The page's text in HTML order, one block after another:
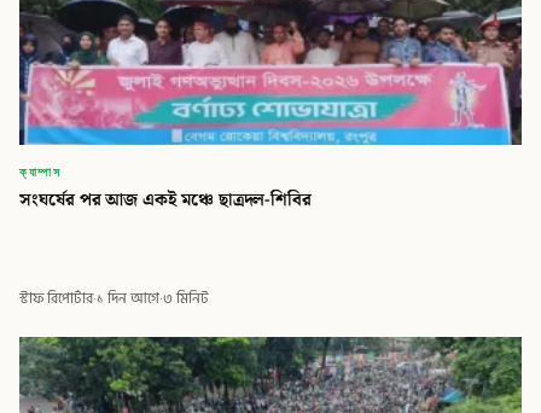
ক্যাম্পাস
সংঘর্ষের পর আজ একই মঞ্চে ছাত্রদল-শিবির
স্টাফ রিপোর্টার·১ দিন আগে·৩ মিনিট